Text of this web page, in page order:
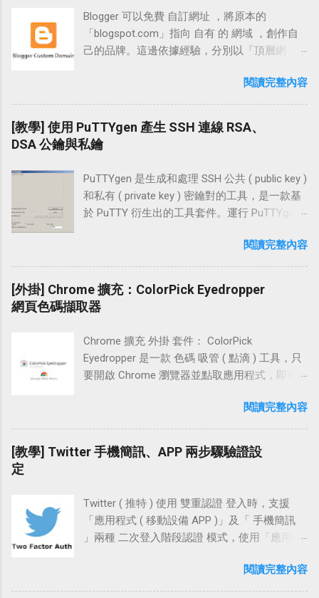
可以使用手機 APP 上便利的「 行動條碼登入
」，在外臨時需要或借用電腦時相當方便，也
可免去電腦中毒或被安插木馬而導致帳號密碼
被竊的風險。 在設定時我們會開啟 LINE APP 中
的「允許自其他裝置登入」，並使用 APP 給的
下就是相關的操作流程。 相關連結 LINE 官方網
站：各型裝置下載連結「 http://line.me/zh-
https://contact.line.me/zh-hant/?
XXXXXXXXXXXXXXXX 」 設置教學 開啟「行動
裝置」上的 LINE APP，在「設置」頁面點擊
入】。 回到【上一頁】點選【個人資料】，接
著選擇【行動條碼】。 這一步我們選取【行動
條碼掃描器】，接著到「桌機裝置」開啟「電
腦版」LINE APP 並點選【使用行動條碼登
入】。 接著用開啟中的「行動條碼掃描器」掃
描畫面中的 QRcode，緊接著系統 APP 會詢問
是否要登入，這裡點擊【登入】。 在這邊系統
提示「您已登入成功」我們按下【確定】，回
到「電腦版」就可以看到成功登入 LINE 了。 小
結 行動裝置不開啟「未知的來源 ( Android )」
平日每人的使用習慣不一，尤其是電腦裝置常
入還來的安全一些些。
Blogger 可以免費 自訂網址 ，將原本的
「blogspot.com」指向 自有 的 網域 ，創作自
己的品牌。這邊依據經驗，分別以「頂層網
說明；而在「DNS 平台」的設置部份，則以
「Namecheap」做完整的步驟說明。 在
Blogger 綁網址 前，必需要有自己的 網址 才能
做網址綁定的動作，也就是說必需先購買網
址。在購買網址時，除了需觀察 域名 供應商是
否為「 ICANN 」授權認證之外，建議也可挑選
俱備「兩步驟驗證」登入的 網域 供應商做為選
擇，例如：「 Namecheap 」、「 Name.com
」 設置流程 主網域 www 設定 (
www.example.com 頂層網域 ) 子網域 blog 設定
www 設定 ( 頂層網域 ) 首先，登入 Blogger 後
台，找到左頁框中的「設定 \ 基本」，再到右
「進階設定」下方的輸入框中，「輸入自己的
網址」並按下【儲存】 出現提示：「無法使用
裸域名」綁定 Blogger 的訊息，並要求我們新增
「blog」。這邊可以右鍵點選【設定說明】在
「瀏覽器」開一新分頁，觀察一下該如何設
置。 以「頂層網域」來觀察，頁面中提示需在
自己的 DNS 平台中設定一個「CNAME 記錄
名「techcoke.com 也對應到
www.techcoke.com」的話 ( * 網址列輸入
techcoke.com 會直接跳轉到
www.techcoke.com )，還需設置四筆「 A 記
錄」並指向 Blogger 給的 IP 位址。 「瀏覽器」
閱讀完整內容
[教學] 使用 PuTTYgen 產生 SSH 連線 RSA、
DSA 公鑰與私鑰
PuTTYgen 是生成和處理 SSH 公共 ( public key )
和私有 ( private key ) 密鑰對的工具，是一款基
於 PuTTY 衍生出的工具套件。運行 PuTTYgen
些其他 SSH 客戶端的私鑰格式做交互操作 (
WinSCP、FileZilla )。 PuTTYgen 可以使用
「SSH-1 ( RSA )、SSH-2 ( RSA )、SSH-2
DSA」這三種格式做輸出，預設使用 2048 bits
建立金鑰。 操作 PuTTYgen 這個工具時，除了
可以產生 SSH 連線 RSA 、 DSA 公鑰 和 私鑰 (
密鑰對 ) 外，還能加載現有 金鑰 進行簡易修
編。例如幫私鑰加入密碼，變更私鑰密碼，或
是變更金鑰註解 ( Key comment )。 Windows
上如果要連線到 Red Hat OpenShift 、Google
配，能方便的建立起 SSH 的連線。 文章中使用
與私鑰」密鑰對 更改金鑰註解 ( Key comment )
私鑰加上密碼，匯入現有私鑰 軟體檔案 軟體名
稱：PuTTYgen 檔案連結： PuTTY Download
生 SSH 連線 RSA、DSA 公鑰和私鑰密鑰對，加
載現有私鑰進行簡易修編。例如：幫私鑰加入
閱讀完整內容
[外掛] Chrome 擴充：ColorPick Eyedropper
網頁色碼擷取器
Chrome 擴充 外掛 套件： ColorPick
Eyedropper 是一款 色碼 吸管 ( 點滴 ) 工具，只
要開啟 Chrome 瀏覽器並點取應用程式，即可
碼 ( 十六進位值色碼 ) 及 RGB 色彩，在使用上
非常便利。 產品特點 使用鼠標在網頁上的任何
位置選擇顏色！ 可預覽像素並縮放顏色選擇
器。 使用箭頭鍵拖動預覽微調。 方便的複製查
RGB 和 HSL 顏色值（僅適用於 Windows 主機
安裝版）。 轉換 RGB 到 HEX，轉換 HEX 到
RGB（僅適用於 Windows 主機安裝版）。 保留
上一次選擇的歷史顏色。 軟體資訊 軟體名稱：
ColorPick Eyedropper 軟體性質：Chrome 免費
閱讀完整內容
[教學] Twitter 手機簡訊、APP 兩步驟驗證設
定
Twitter ( 推特 ) 使用 雙重認證 登入時，支援
「應用程式 ( 移動設備 APP )」及「 手機簡訊
」兩種 二次登入階段認證 模式，使用「應用程
裝 Twitter app 並設置登入憑證，那手機 app 中
會自動跳出登入的批准訊息，點擊批准後電腦
閱讀完整內容